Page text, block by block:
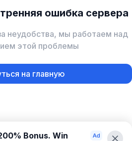
ошибка сервера
неудобства, мы работаем над
этой проблемы
на главную
Bonus. Win